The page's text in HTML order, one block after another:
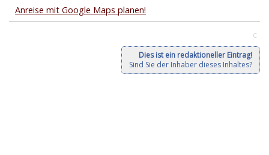
Anreise mit Google Maps planen!
C
Dies ist ein redaktioneller Eintrag!
Sind Sie der Inhaber dieses Inhaltes?